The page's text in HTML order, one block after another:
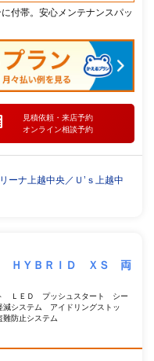
付帯。安心メンテナンスパッ
見積依頼・ 来店予約
オンライン相談予約
ーナ上越中央／Ｕ’ｓ上越中
ＨＹＢＲＩＤ ＸＳ 両
ＬＥＤ プッシュスタート シー
システム アイドリングストッ
防止システム